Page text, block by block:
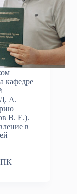
кафедре
Д. А.
В. Е.).
в